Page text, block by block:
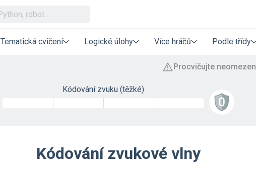
Tematická cvičení Logické úlohy Více hráčů Podle třídy
Kódování zvuku (těžké)
Kódování zvukové vlny